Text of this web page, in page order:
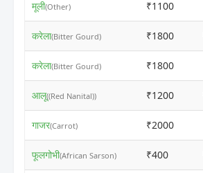
मूली(Other) ₹1100
करेला(Bitter Gourd) ₹1800
करेला(Bitter Gourd) ₹1800
आलू((Red Nanital)) ₹1200
गाजर(Carrot) ₹2000
फूलगोभी(African Sarson) ₹400